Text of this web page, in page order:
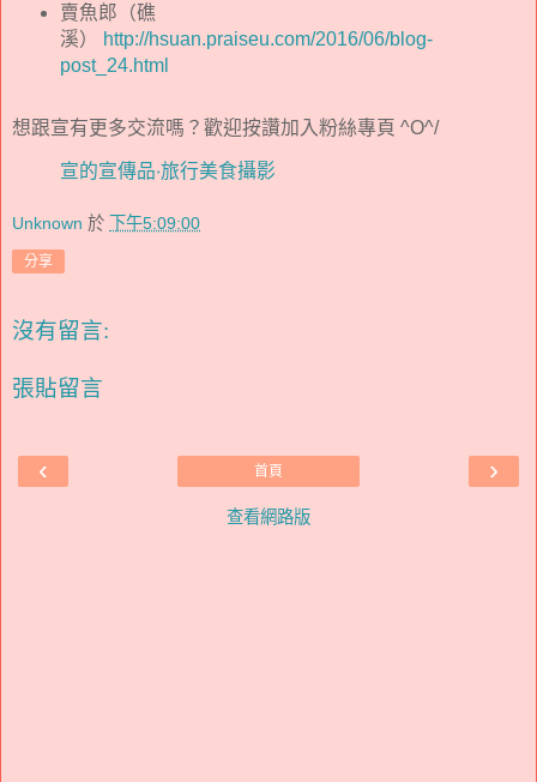
賣魚郎（礁
溪）
http://hsuan.praiseu.com/2016/06/blog-
post_24.html
想跟宣有更多交流嗎？歡迎按讚加入粉絲專頁 ^O^/
宣的宣傳品‧旅行美食攝影
Unknown 於 下午5:09:00
分享
沒有留言:
張貼留言
‹ ›
首頁
查看網路版